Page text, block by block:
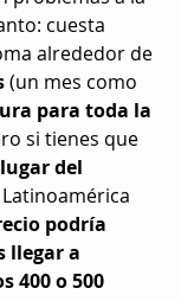
cuesta
alrededor de
(un mes como
para toda la
si tienes que
del
podría
llegar a
400 o 500